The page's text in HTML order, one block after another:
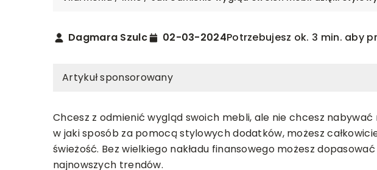
Dagmara Szulc 02-03-2024Potrzebujesz ok. 3 min. aby
Artykuł sponsorowany
Chcesz z odmienić wygląd swoich mebli, ale nie chcesz nabywać
w jaki sposób za pomocą stylowych dodatków, możesz
świeżość. Bez wielkiego nakładu finansowego możesz
najnowszych trendów.